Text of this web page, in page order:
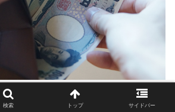
が落ちることはありません。
検索 トップ サイドバー